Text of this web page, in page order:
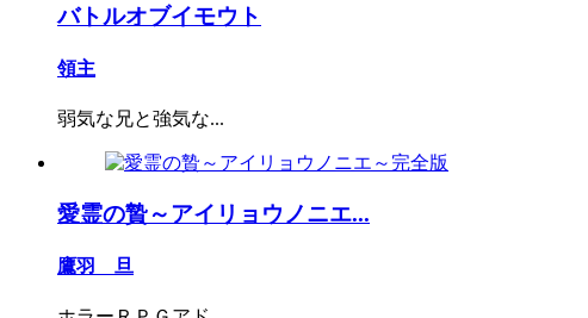
バトルオブイモウト
領主
弱気な兄と強気な...
愛霊の贄～アイリョウノニエ...
鷹羽 旦